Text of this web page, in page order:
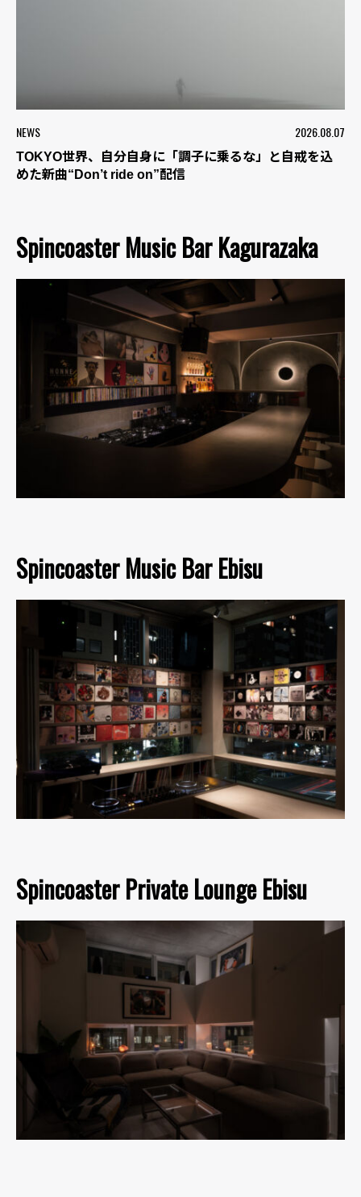
NEWS 2026.08.07
TOKYO世界、自分自身に「調子に乗るな」と自戒を込
めた新曲“Don’t ride on”配信
Spincoaster Music Bar Kagurazaka
Spincoaster Music Bar Ebisu
Spincoaster Private Lounge Ebisu